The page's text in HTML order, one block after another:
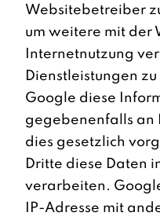
Websitebetreiber
um weitere mit der
Internetnutzung
Dienstleistungen
Google diese
gegebenenfalls an
dies gesetzlich
Dritte diese Daten
verarbeiten.
IP-Adresse mit